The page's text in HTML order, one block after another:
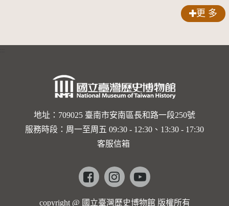
更 多
地址：709025 臺南市安南區長和路一段250號
服務時段：周一至周五 09:30 - 12:30、13:30 - 17:30
客服信箱
Facebookinstagramyoutube
copyright @ 國立臺灣歷史博物館 版權所有